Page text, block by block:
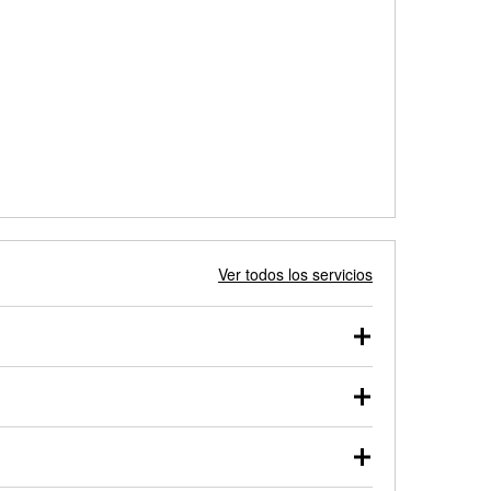
Ver todos los servicios
probarse dentro o fuera del vehículo y cargarse en
de nuestros profesionales te ayudará a encontrar
en el estacionamiento, o desmonta el